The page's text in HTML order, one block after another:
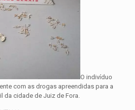
O indivíduo
com as drogas apreendidas para a
da cidade de Juiz de Fora.